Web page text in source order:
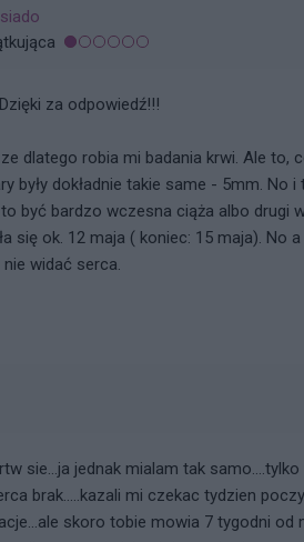
za odpowiedź!!!
dlatego robia mi badania krwi. Ale to,
były dokładnie takie same - 5mm.
być bardzo wczesna ciąża albo drugi
się ok. 12 maja ( koniec: 15 maja). No
widać serca.
sie...ja jednak mialam tak
brak.....kazali mi czekac tydzien
skoro tobie mowia 7 tygodni